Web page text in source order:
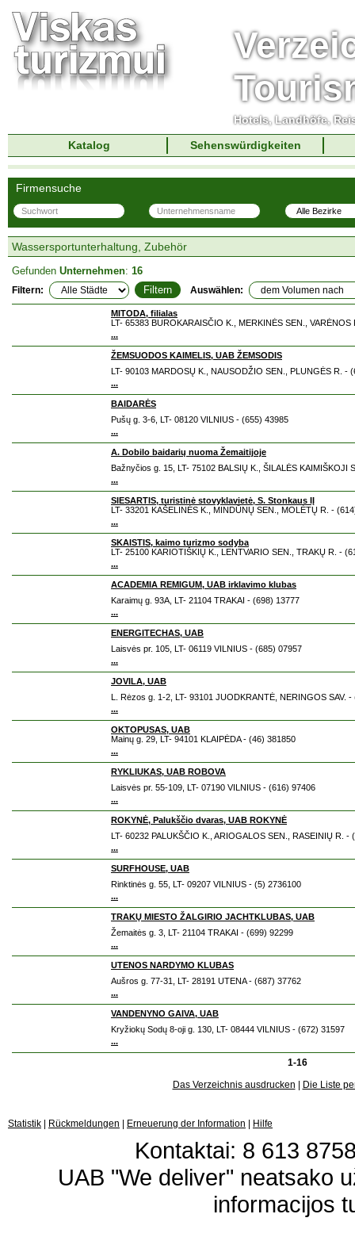
Hotels, Landhöfe,
Katalog
Sehenswürdigkeiten
Firmensuche
Wassersportunterhaltung, Zubehör
Gefunden Unternehmen: 16
Filtern: Auswählen:
MITODA, filialas
LT- 65383 BUROKARAISČIO K., MERKINĖS SEN., VARĖNOS
...
ŽEMSUODOS KAIMELIS, UAB ŽEMSODIS
LT- 90103 MARDOSŲ K., NAUSODŽIO SEN., PLUNGĖS R. -
...
BAIDARĖS
Pušų g. 3-6, LT- 08120 VILNIUS - (655) 43985
...
A. Dobilo baidarių nuoma Žemaitijoje
Bažnyčios g. 15, LT- 75102 BALSIŲ K., ŠILALĖS KAIMIŠKOJI
...
SIESARTIS, turistinė stovyklavietė, S. Stonkaus IĮ
LT- 33201 KAŠELINĖS K., MINDŪNŲ SEN., MOLĖTŲ R. -
...
SKAISTIS, kaimo turizmo sodyba
LT- 25100 KARIOTIŠKIŲ K., LENTVARIO SEN., TRAKŲ R. -
...
ACADEMIA REMIGUM, UAB irklavimo klubas
Karaimų g. 93A, LT- 21104 TRAKAI - (698) 13777
...
ENERGITECHAS, UAB
Laisvės pr. 105, LT- 06119 VILNIUS - (685) 07957
...
JOVILA, UAB
L. Rėzos g. 1-2, LT- 93101 JUODKRANTĖ, NERINGOS SAV. -
...
OKTOPUSAS, UAB
Mainų g. 29, LT- 94101 KLAIPĖDA - (46) 381850
...
RYKLIUKAS, UAB ROBOVA
Laisvės pr. 55-109, LT- 07190 VILNIUS - (616) 97406
...
ROKYNĖ, Palukščio dvaras, UAB ROKYNĖ
LT- 60232 PALUKŠČIO K., ARIOGALOS SEN., RASEINIŲ R. -
...
SURFHOUSE, UAB
Rinktinės g. 55, LT- 09207 VILNIUS - (5) 2736100
...
TRAKŲ MIESTO ŽALGIRIO JACHTKLUBAS, UAB
Žemaitės g. 3, LT- 21104 TRAKAI - (699) 92299
...
UTENOS NARDYMO KLUBAS
Aušros g. 77-31, LT- 28191 UTENA - (687) 37762
...
VANDENYNO GAIVA, UAB
Kryžiokų Sodų 8-oji g. 130, LT- 08444 VILNIUS - (672) 31597
...
1-16
Das Verzeichnis ausdrucken
Die Liste
Statistik Rückmeldungen Erneuerung der Information Hilfe
Kontaktai: 8 613
UAB "We deliver" neatsako
informacijos